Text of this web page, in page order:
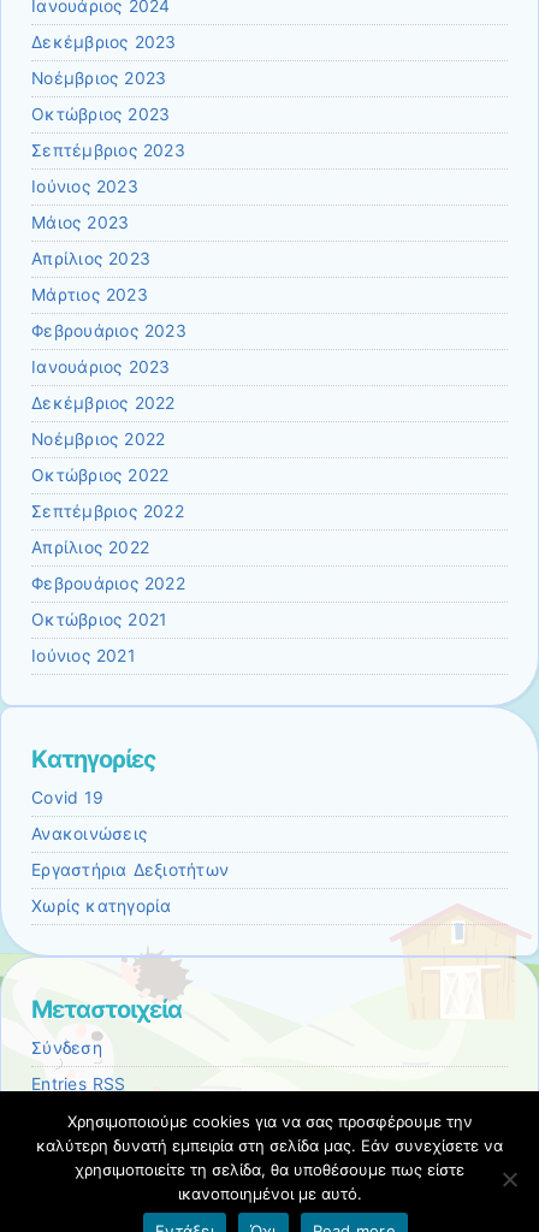
Ιανουάριος 2024
Δεκέμβριος 2023
Νοέμβριος 2023
Οκτώβριος 2023
Σεπτέμβριος 2023
Ιούνιος 2023
Μάιος 2023
Απρίλιος 2023
Μάρτιος 2023
Φεβρουάριος 2023
Ιανουάριος 2023
Δεκέμβριος 2022
Νοέμβριος 2022
Οκτώβριος 2022
Σεπτέμβριος 2022
Απρίλιος 2022
Φεβρουάριος 2022
Οκτώβριος 2021
Ιούνιος 2021
Kατηγορίες
Covid 19
Ανακοινώσεις
Εργαστήρια Δεξιοτήτων
Χωρίς κατηγορία
Μεταστοιχεία
Σύνδεση
Entries RSS
CommentsRSS
Εκπαιδευτικές Κοινότητες & Ιστολόγια ΠΣΔ
Όροι χρήσης blogs.sch.gr| Δήλωση προσβασιμότητας
Χρησιμοποιούμε cookies για να σας προσφέρουμε την
καλύτερη δυνατή εμπειρία στη σελίδα μας. Εάν συνεχίσετε να
χρησιμοποιείτε τη σελίδα, θα υποθέσουμε πως είστε
ικανοποιημένοι με αυτό.